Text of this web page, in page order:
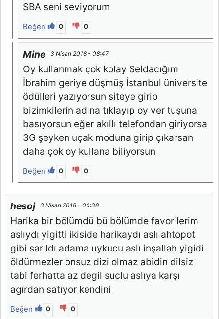
SBA seni seviyorum
Beğen 0 0
Mine 3 Nisan 2018 - 08:47
Oy kullanmak çok kolay Seldacığım
İbrahim geriye düşmüş İstanbul üniversite
ödülleri yazıyorsun siteye girip
bizimkilerin adına tıklayıp oy ver tuşuna
basıyorsun eğer akıllı telefondan giriyorsa
3G şeyken uçak moduna girip çıkarsan
daha çok oy kullana biliyorsun
Beğen 0 0
hesoj 3 Nisan 2018 - 00:38
Harika bir bölümdü bü bölümde favorilerim
aslıydı yigitti ikiside harikaydı aslı ahtopot
gibi sarıldı adama uykucu aslı inşallah yigidi
öldürmezler onsuz dizi olmaz abidin dilsiz
tabi ferhatta az degil suclu aslıya karşı
agırdan satıyor kendini
Beğen 0 0